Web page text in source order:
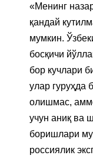
«Менинг
қандай
мумкин.
босқичи
бор кучлари
улар гуруҳда
олишмас,
учун аниқ ва
боришлари
россиялик